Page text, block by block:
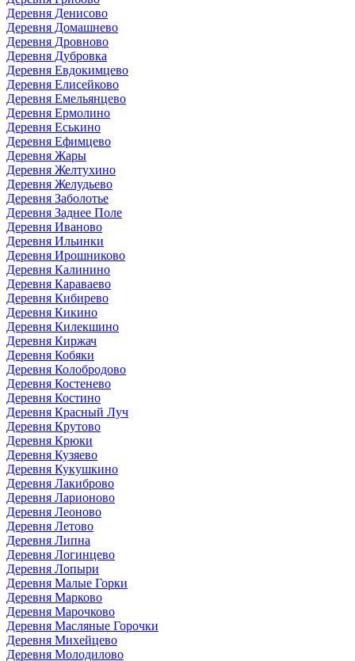
Деревня Денисово
Деревня Домашнево
Деревня Дровново
Деревня Дубровка
Деревня Евдокимцево
Деревня Елисейково
Деревня Емельянцево
Деревня Ермолино
Деревня Еськино
Деревня Ефимцево
Деревня Жары
Деревня Желтухино
Деревня Желудьево
Деревня Заболотье
Деревня Заднее Поле
Деревня Иваново
Деревня Ильинки
Деревня Ирошниково
Деревня Калинино
Деревня Караваево
Деревня Кибирево
Деревня Кикино
Деревня Килекшино
Деревня Киржач
Деревня Кобяки
Деревня Колобродово
Деревня Костенево
Деревня Костино
Деревня Красный Луч
Деревня Крутово
Деревня Крюки
Деревня Кузяево
Деревня Кукушкино
Деревня Лакиброво
Деревня Ларионово
Деревня Леоново
Деревня Летово
Деревня Липна
Деревня Логинцево
Деревня Лопыри
Деревня Малые Горки
Деревня Марково
Деревня Марочково
Деревня Масляные Горочки
Деревня Михейцево
Деревня Молодилово